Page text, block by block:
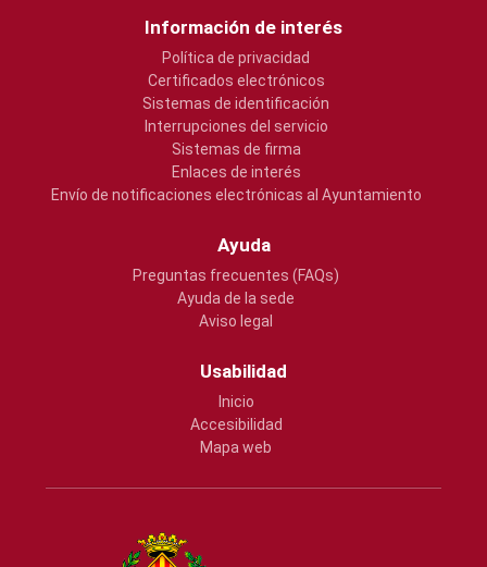
Información de interés
Política de privacidad
Certificados electrónicos
Sistemas de identificación
Interrupciones del servicio
Sistemas de firma
Enlaces de interés
Envío de notificaciones electrónicas al Ayuntamiento
Ayuda
Preguntas frecuentes (FAQs)
Ayuda de la sede
Aviso legal
Usabilidad
Inicio
Accesibilidad
Mapa web